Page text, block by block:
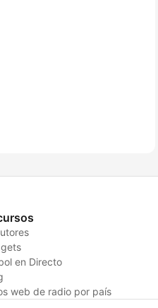
en Directo
web de radio por país